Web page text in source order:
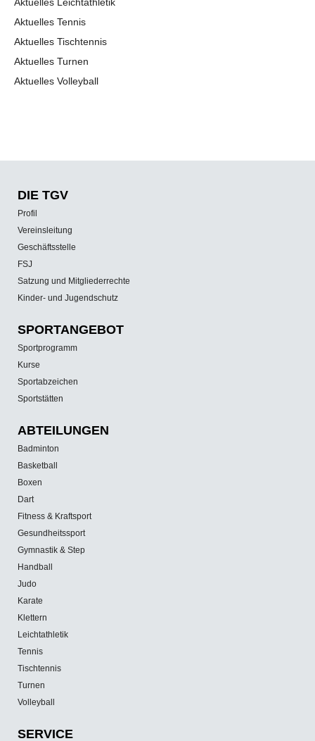
Aktuelles Tennis
Aktuelles Tischtennis
Aktuelles Turnen
Aktuelles Volleyball
DIE TGV
Profil
Vereinsleitung
Geschäftsstelle
FSJ
Satzung und Mitgliederrechte
Kinder- und Jugendschutz
SPORT­ANGEBOT
Sportprogramm
Kurse
Sportabzeichen
Sportstätten
ABTEILUNGEN
Badminton
Basketball
Boxen
Dart
Fitness & Kraftsport
Gesundheitssport
Gymnastik & Step
Handball
Judo
Karate
Klettern
Leichtathletik
Tennis
Tischtennis
Turnen
Volleyball
SERVICE